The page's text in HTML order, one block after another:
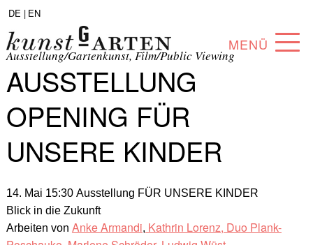
DE | EN
MENÜ
PROGRAMM
ABOUT
SAMMLUNG
PARTNER*INNEN
Ausstellung/Gartenkunst, Film/Public Viewing
AUSSTELLUNG
OPENING FÜR
UNSERE KINDER
14. Mai 15:30 Ausstellung FÜR UNSERE KINDER
Blick in die Zukunft
Arbeiten von Anke Armandi, Kathrin Lorenz, Duo Plank-